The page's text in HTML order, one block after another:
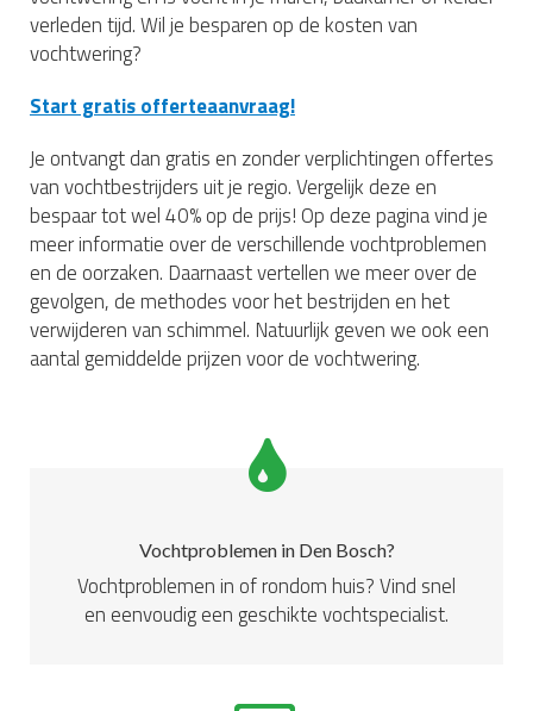
verleden tijd. Wil je besparen op de kosten van
vochtwering?
Start gratis offerteaanvraag!
Je ontvangt dan gratis en zonder verplichtingen offertes
van vochtbestrijders uit je regio. Vergelijk deze en
bespaar tot wel 40% op de prijs! Op deze pagina vind je
meer informatie over de verschillende vochtproblemen
en de oorzaken. Daarnaast vertellen we meer over de
gevolgen, de methodes voor het bestrijden en het
verwijderen van schimmel. Natuurlijk geven we ook een
aantal gemiddelde prijzen voor de vochtwering.
Vochtproblemen in Den Bosch?
Vochtproblemen in of rondom huis? Vind snel
en eenvoudig een geschikte vochtspecialist.